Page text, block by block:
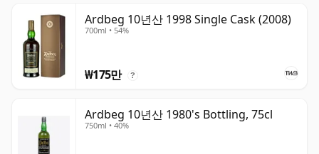
Ardbeg 10년산 1998 Single Cask (2008)
700ml • 54%
₩175만 ?
Ardbeg 10년산 1980's Bottling, 75cl
750ml • 40%